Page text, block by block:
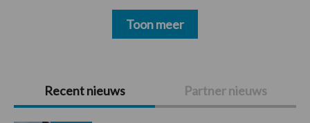
Primaire
Sidebar
Recent nieuws Partner nieuws
Toon meer